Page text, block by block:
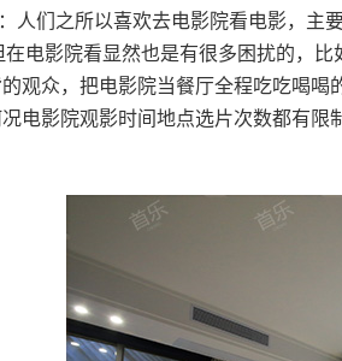
人们之所以喜欢去电影院看电影，主
电影院看显然也是有很多困扰的，
观众，把电影院当餐厅全程吃吃喝
电影院观影时间地点选片次数都有